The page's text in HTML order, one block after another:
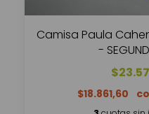
Camisa Paula
-
$18.861,60